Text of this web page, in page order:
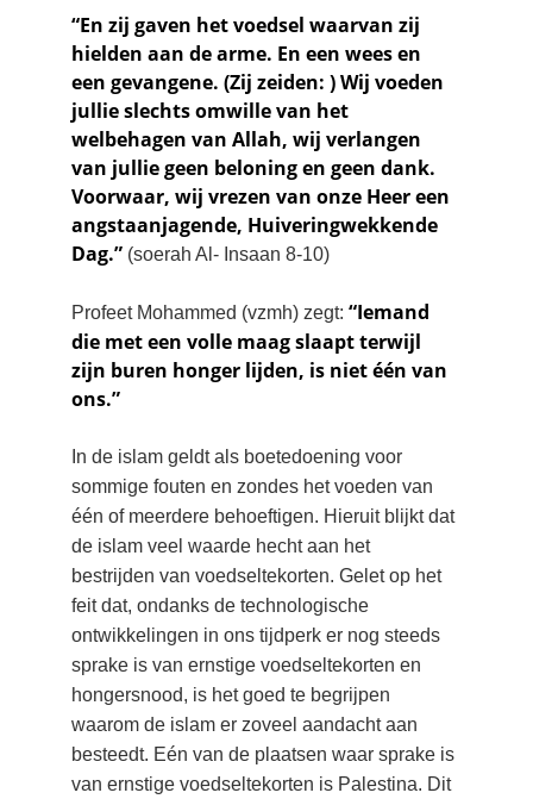
“En zij gaven het voedsel waarvan zij
hielden aan de arme. En een wees en
een gevangene. (Zij zeiden: ) Wij voeden
jullie slechts omwille van het
welbehagen van Allah, wij verlangen
van jullie geen beloning en geen dank.
Voorwaar, wij vrezen van onze Heer een
angstaanjagende, Huiveringwekkende
Dag.” (soerah Al- Insaan 8-10)
Profeet Mohammed (vzmh) zegt: “Iemand
die met een volle maag slaapt terwijl
zijn buren honger lijden, is niet één van
ons.”
In de islam geldt als boetedoening voor
sommige fouten en zondes het voeden van
één of meerdere behoeftigen. Hieruit blijkt dat
de islam veel waarde hecht aan het
bestrijden van voedseltekorten. Gelet op het
feit dat, ondanks de technologische
ontwikkelingen in ons tijdperk er nog steeds
sprake is van ernstige voedseltekorten en
hongersnood, is het goed te begrijpen
waarom de islam er zoveel aandacht aan
besteedt. Eén van de plaatsen waar sprake is
van ernstige voedseltekorten is Palestina. Dit